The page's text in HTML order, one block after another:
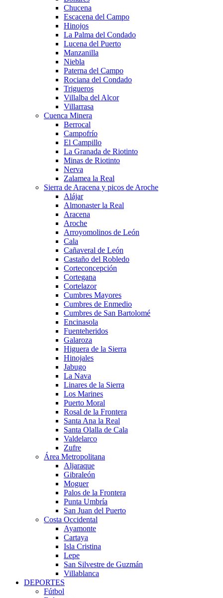
Chucena
Escacena del Campo
Hinojos
La Palma del Condado
Lucena del Puerto
Manzanilla
Niebla
Paterna del Campo
Rociana del Condado
Trigueros
Villalba del Alcor
Villarrasa
Cuenca Minera
Berrocal
Campofrío
El Campillo
La Granada de Riotinto
Minas de Riotinto
Nerva
Zalamea la Real
Sierra de Aracena y picos de Aroche
Alájar
Almonaster la Real
Aracena
Aroche
Arroyomolinos de León
Cala
Cañaveral de León
Castaño del Robledo
Corteconcepción
Cortegana
Cortelazor
Cumbres Mayores
Cumbres de Enmedio
Cumbres de San Bartolomé
Encinasola
Fuenteheridos
Galaroza
Higuera de la Sierra
Hinojales
Jabugo
La Nava
Linares de la Sierra
Los Marines
Puerto Moral
Rosal de la Frontera
Santa Ana la Real
Santa Olalla de Cala
Valdelarco
Zufre
Área Metropolitana
Aljaraque
Gibraleón
Moguer
Palos de la Frontera
Punta Umbría
San Juan del Puerto
Costa Occidental
Ayamonte
Cartaya
Isla Cristina
Lepe
San Silvestre de Guzmán
Villablanca
DEPORTES
Fútbol